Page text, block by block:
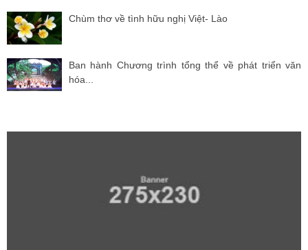
Chùm thơ về tình hữu nghị Việt- Lào
Ban hành Chương trình tổng thể về phát triển văn
hóa...